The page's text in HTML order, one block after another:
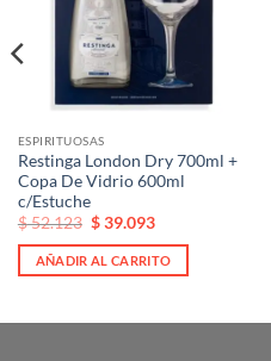
ESPIRITUOSAS
Restinga London Dry 700ml +
Copa De Vidrio 600ml
c/Estuche
El
precio
original
era:
$52.123 El
actual
es:
$39.093
AÑADIR AL CARRITO